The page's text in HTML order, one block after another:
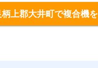
柄上郡大井町で複合機を